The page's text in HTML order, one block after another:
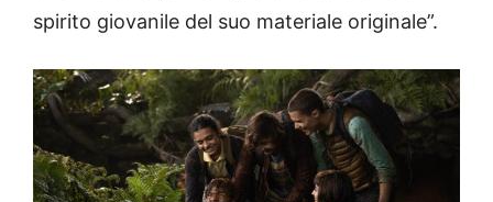
spirito giovanile del suo materiale originale”.